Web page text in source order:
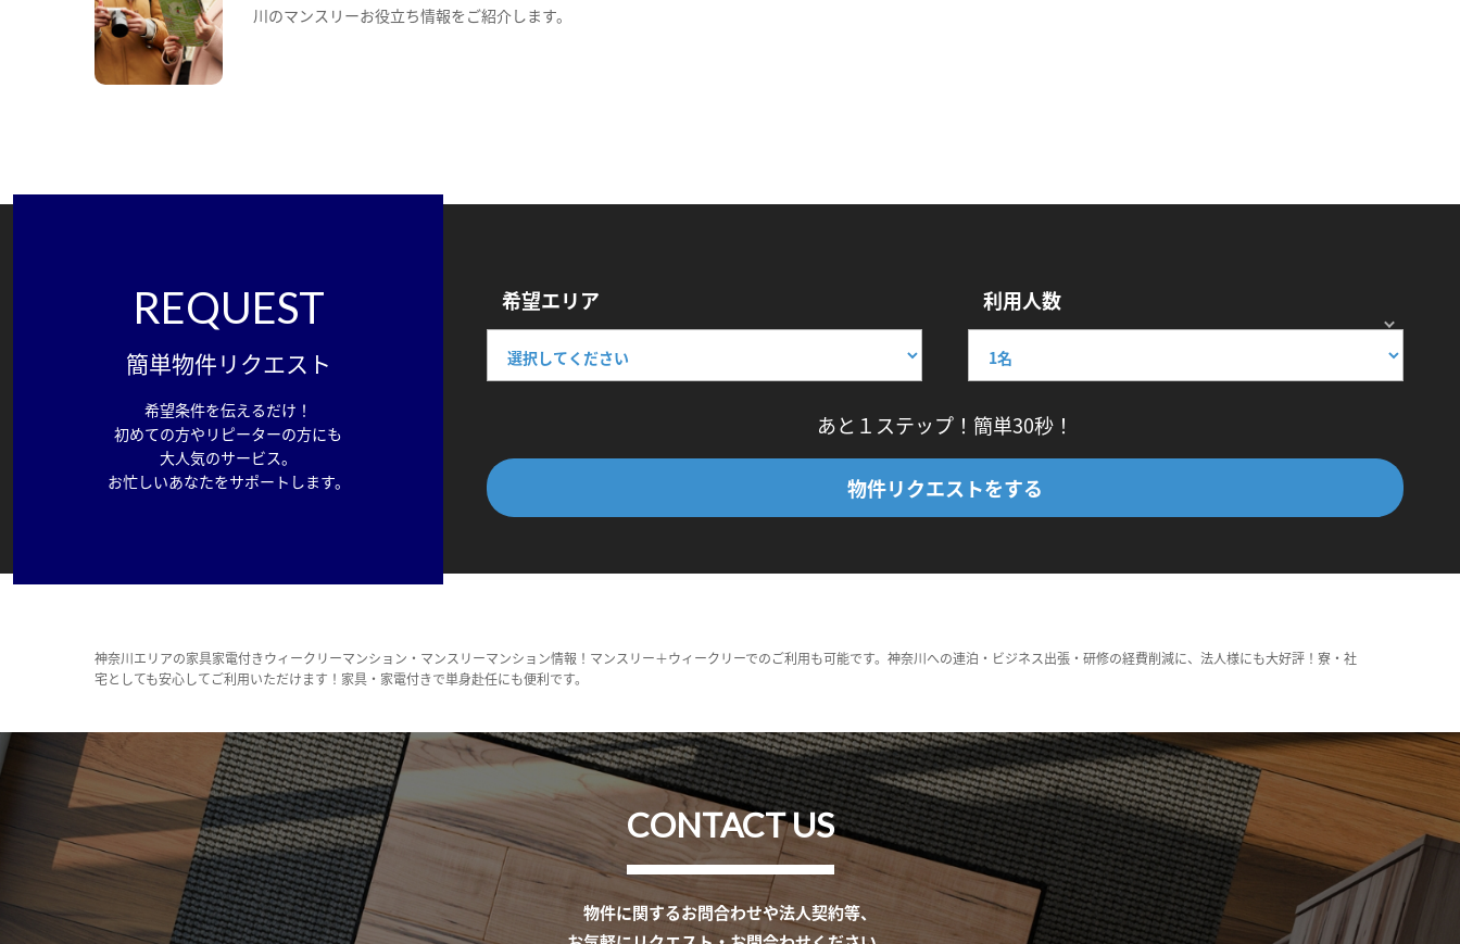
川のマンスリーお役立ち情報をご紹介します。
REQUEST
簡単物件リクエスト
希望条件を伝えるだけ！
初めての方やリピーターの方にも
大人気のサービス。
お忙しいあなたをサポートします。
希望エリア 利用人数
あと１ステップ！簡単30秒！
物件リクエストをする
神奈川エリアの家具家電付きウィークリーマンション・マンスリーマンション情報！マンスリー＋ウィークリーでのご利用も可能です。神奈川への連泊・ビジネス出張・研修の経費削減に、法人様にも大好評！寮・社
宅としても安心してご利用いただけます！家具・家電付きで単身赴任にも便利です。
CONTACT US
物件に関するお問合わせや法人契約等、